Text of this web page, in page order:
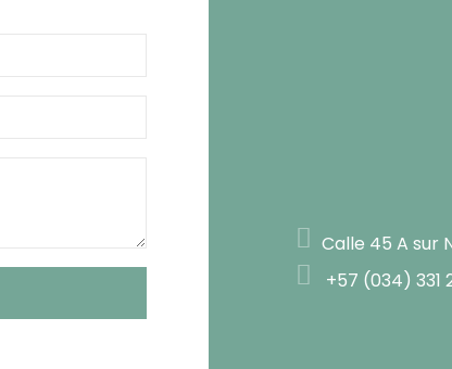
Calle 45 A sur
+57 (034) 331